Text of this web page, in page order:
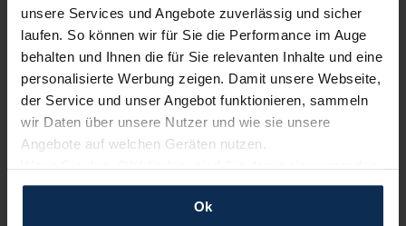
unsere Services und Angebote zuverlässig und sicher
laufen. So können wir für Sie die Performance im Auge
behalten und Ihnen die für Sie relevanten Inhalte und eine
personalisierte Werbung zeigen. Damit unsere Webseite,
der Service und unser Angebot funktionieren, sammeln
wir Daten über unsere Nutzer und wie sie unsere
Angebote auf welchen Geräten nutzen.
Wenn Sie das „OK“ finden, sind Sie damit einverstanden
und erlauben uns Cookies für unseren Service zu
verwenden und diese Daten an Dritte weiterzugeben,
Ok
KI-generiert
Fiat 500e vs. Smart EQ fortwo: Zwei aufgeweckte